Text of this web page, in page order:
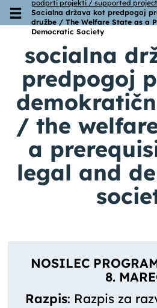
Skoči na vsebino
podprti projekti / supported
Socialna država kot predpogoj
družbe / The Welfare State as a
Democratic Society
socialna
predpogoj
/ the
a
legal and
NOSILEC
8.
Razpis: Razpis za